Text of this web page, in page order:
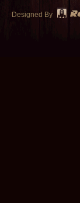
Designed By